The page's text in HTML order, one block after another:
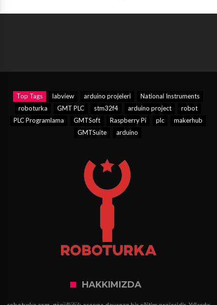
Top Tags labview arduino projeleri
National Instruments
roboturka
GMT PLC stm32f4 arduino project
robot
PLC Programlama
GMTSoft Raspberry Pi plc
makerhub
GMTSuite
arduino
HAKKIMIZDA